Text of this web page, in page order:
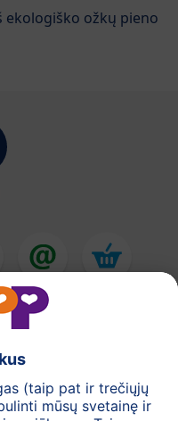
ekologiško ožkų pieno
Kūdikių maistas
Nėštumas